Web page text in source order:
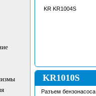
KR KR1004S
KR1010S
Разъем бензонасоса